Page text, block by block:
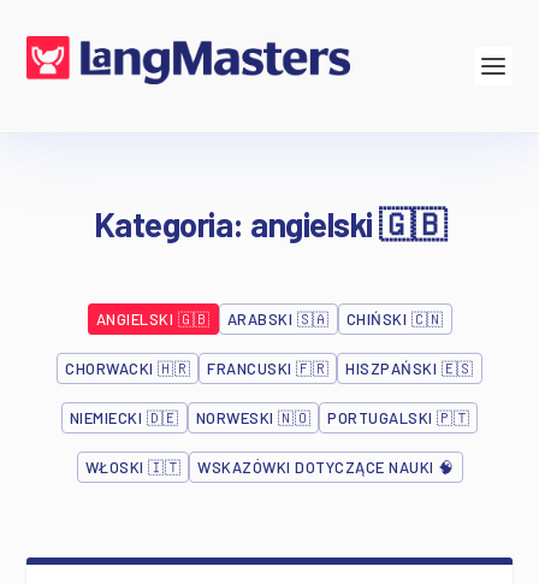
Kategoria: angielski 🇬🇧
ANGIELSKI 🇬🇧 ARABSKI 🇸🇦 CHIŃSKI 🇨🇳
CHORWACKI 🇭🇷 FRANCUSKI 🇫🇷 HISZPAŃSKI 🇪🇸
NIEMIECKI 🇩🇪 NORWESKI 🇳🇴 PORTUGALSKI 🇵🇹
WŁOSKI 🇮🇹 WSKAZÓWKI DOTYCZĄCE NAUKI 🧠